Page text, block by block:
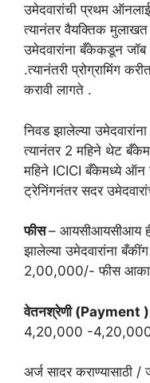
उमेदवारांची प्रथम
त्यानंतर वैयक्तिक
उमेदवारांना बँकेकडून
.त्यानंतरी प्रोग्रामिंग
करावी लागते .
निवड झालेल्या
त्यानंतर 2 महिने थेट
महिने ICICI बँकेमध्ये ऑन
ट्रेनिंगनंतर सदर
फीस– आयसीआयसीआय
झालेल्या उमेदवारांना
2,00,000/- फीस
वेतनश्रेणी (Payment
4,20,000 -
अर्ज सादर कराण्यासाठी /